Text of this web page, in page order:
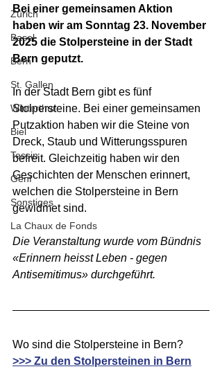
Zürich
Basel
Bern
St. Gallen
Winterthur
Biel
Tessin
Genf
Sonstiges
La Chaux de Fonds
Bei einer gemeinsamen Aktion
haben wir am Sonntag 23. November
2025 die Stolpersteine in der Stadt
Bern geputzt.
In der Stadt Bern gibt es fünf
Stolpersteine. Bei einer gemeinsamen
Putzaktion haben wir die Steine von
Dreck, Staub und Witterungsspuren
befreit. Gleichzeitig haben wir den
Geschichten der Menschen erinnert,
welchen die Stolpersteine in Bern
gewidmet sind.
Die Veranstaltung wurde vom Bündnis
«Erinnern heisst Leben - gegen
Antisemitimus» durchgeführt.
Wo sind die Stolpersteine in Bern?
>>> Zu den Stolpersteinen in Bern